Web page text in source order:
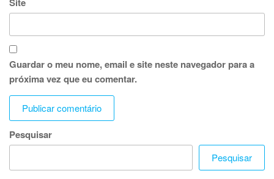
Guardar o meu nome, email e site neste navegador para a
próxima vez que eu comentar.
Pesquisar
Pesquisar